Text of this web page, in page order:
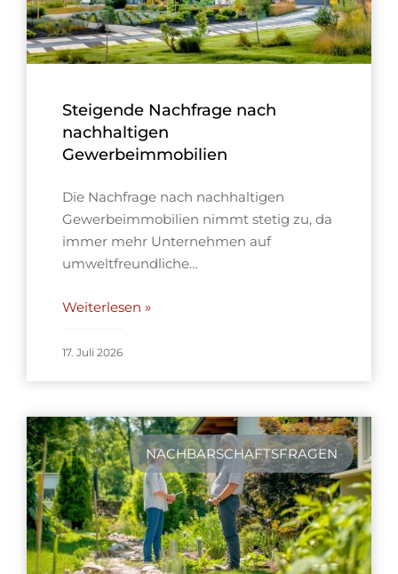
Steigende Nachfrage nach
nachhaltigen
Gewerbeimmobilien
Die Nachfrage nach nachhaltigen
Gewerbeimmobilien nimmt stetig zu, da
immer mehr Unternehmen auf
umweltfreundliche…
Weiterlesen »
17. Juli 2026
NACHBARSCHAFTSFRAGEN